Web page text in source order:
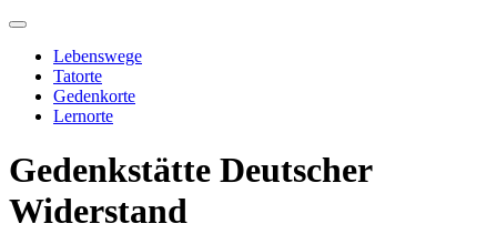
Skip
contentLebenswege
Tatorte
Gedenkorte
Lernorte
Gedenkstätte Deutscher
Widerstand